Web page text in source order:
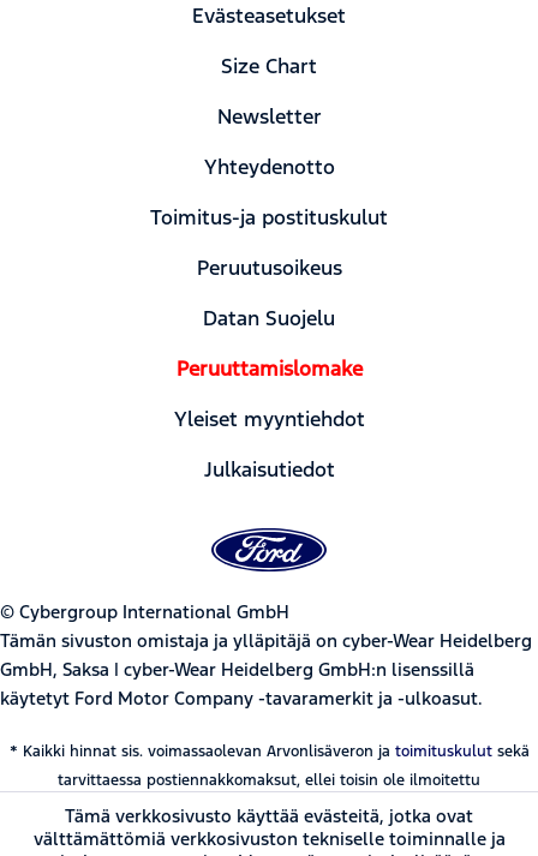
Evästeasetukset
Size Chart
Newsletter
Yhteydenotto
Toimitus-ja postituskulut
Peruutusoikeus
Datan Suojelu
Peruuttamislomake
Yleiset myyntiehdot
Julkaisutiedot
© Cybergroup International GmbH
Tämän sivuston omistaja ja ylläpitäjä on cyber-Wear Heidelberg
GmbH, Saksa | cyber-Wear Heidelberg GmbH:n lisenssillä
käytetyt Ford Motor Company -tavaramerkit ja -ulkoasut.
* Kaikki hinnat sis. voimassaolevan Arvonlisäveron ja toimituskulutsekä
tarvittaessa postiennakkomaksut, ellei toisin ole ilmoitettu
Tämä verkkosivusto käyttää evästeitä, jotka ovat
välttämättömiä verkkosivuston tekniselle toiminnalle ja